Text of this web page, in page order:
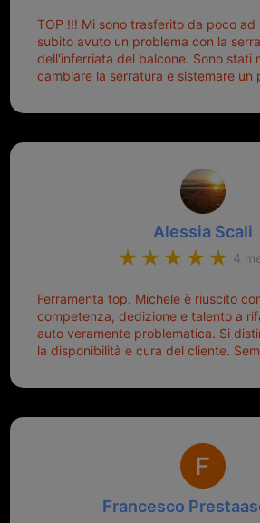
tutti i tipi. Adesso che ho la mia
nuova (solo la chiave, perché la
quella di prima), ogni volta che salgo
mio pensiero va subito a Michele
mette di buon umore, e ti fa
lo consiglio a chiunque debba
TOP !!! Mi sono trasferito da poco ad
subito avuto un problema con la
dell'inferriata del balcone. Sono stati
cambiare la serratura e sistemare un
onesto evitando spese ben più
un punto di riferimento per situazioni
Alessia Scali
4
Ferramenta top. Michele è riuscito
competenza, dedizione e talento a
auto veramente problematica. Si
la disponibilità e cura del cliente.
Francesco